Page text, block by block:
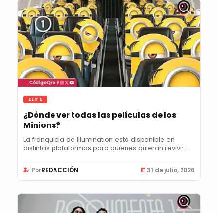
ELITE
¿Dónde ver todas las películas de los
Minions?
La franquicia de Illumination está disponible en
distintas plataformas para quienes quieran revivir...
PorREDACCIÓN 31 de julio, 2026